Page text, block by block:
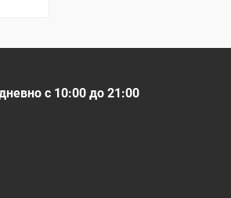
с 10:00 до 21:00